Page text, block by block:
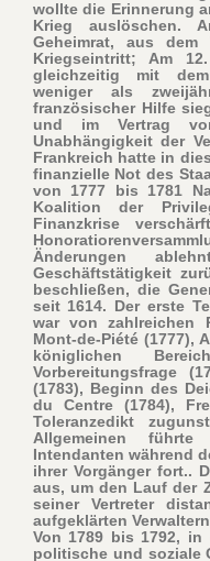
wollte die Erinnerung
Krieg auslöschen.
Geheimrat, aus dem
Kriegseintritt; Am
gleichzeitig mit
weniger als
französischer Hilfe
und im Vertrag
Unabhängigkeit der
Frankreich hatte in
finanzielle Not des
von 1777 bis 1781
Koalition der
Finanzkrise
Änderungen
Geschäftstätigkeit
beschließen, die
seit 1614. Der erste
war von zahlreichen
Mont-de-Piété (1777),
königlichen
Vorbereitungsfrage
(1783), Beginn des
du Centre (1784),
Toleranzedikt
Allgemeinen
Intendanten während
ihrer Vorgänger fort..
aus, um den Lauf der
seiner Vertreter
aufgeklärten
Von 1789 bis 1792,
politische und soziale